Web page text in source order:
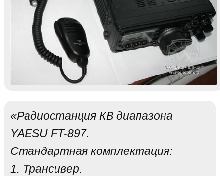
«Радиостанция КВ диапазона
YAESU FT-897.
Стандартная комплектация:
1. Трансивер.